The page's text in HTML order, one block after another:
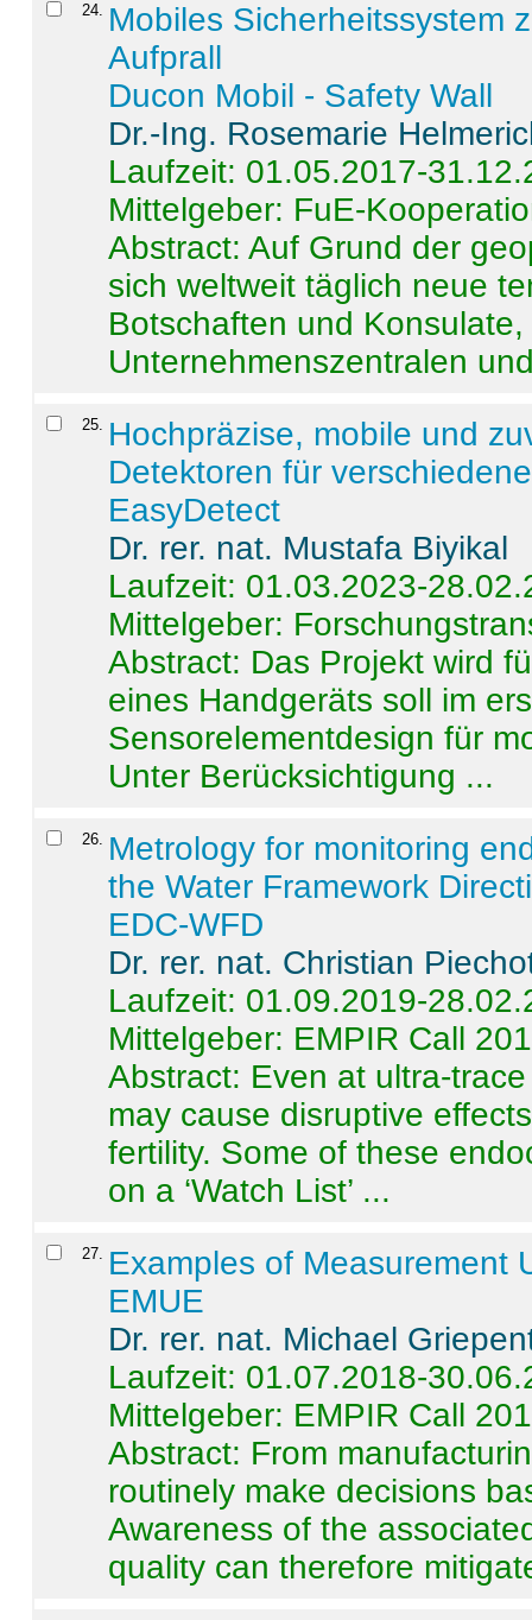
24. Mobiles Sicherheitssystem
Aufprall
Ducon Mobil - Safety Wall
Dr.-Ing. Rosemarie
Laufzeit: 01.05.2017-
Mittelgeber: FuE-
Abstract:Auf Grund der
sich weltweit täglich neue
Botschaften und
Unternehmenszentralen
25. Hochpräzise, mobile und
Detektoren für
EasyDetect
Dr. rer. nat. Mustafa Biyikal
Laufzeit: 01.03.2023-
Mittelgeber:
Abstract: Das Projekt wird
eines Handgeräts soll im
Sensorelementdesign für
Unter Berücksichtigung ...
26. Metrology for monitoring
the Water Framework
EDC-WFD
Dr. rer. nat. Christian
Laufzeit: 01.09.2019-
Mittelgeber: EMPIR Call
Abstract: Even at ultra-
may cause disruptive
fertility. Some of these
on a ‘Watch List’ ...
27. Examples of Measurement
EMUE
Dr. rer. nat. Michael
Laufzeit: 01.07.2018-
Mittelgeber: EMPIR Call
Abstract: From
routinely make decisions
Awareness of the
quality can therefore